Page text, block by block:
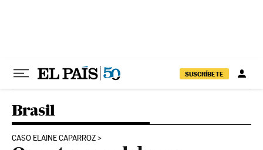
SUSCRÍBETE
Brasil
CASO ELAINE CAPARROZ